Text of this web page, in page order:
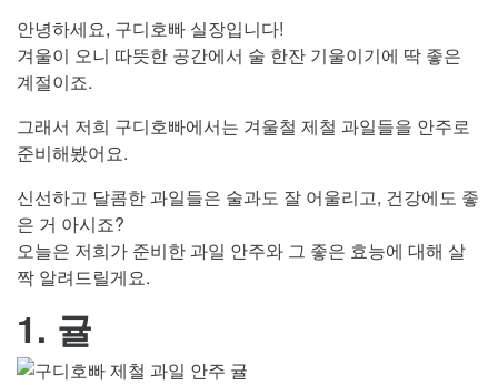
안녕하세요, 구디호빠 실장입니다!
겨울이 오니 따뜻한 공간에서 술 한잔 기울이기에 딱 좋은
계절이죠.
그래서 저희 구디호빠에서는 겨울철 제철 과일들을 안주로
준비해봤어요.
신선하고 달콤한 과일들은 술과도 잘 어울리고, 건강에도 좋
은 거 아시죠?
오늘은 저희가 준비한 과일 안주와 그 좋은 효능에 대해 살
짝 알려드릴게요.
1. 귤